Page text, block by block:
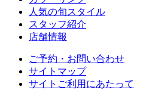
人気の旬スタイル
スタッフ紹介
店舗情報
ご予約・お問い合わせ
サイトマップ
サイトご利用にあたって